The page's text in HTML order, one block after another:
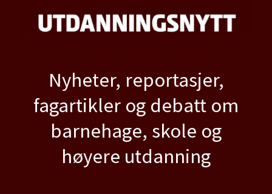
Nyheter, reportasjer,
fagartikler og debatt om
barnehage, skole og
høyere utdanning